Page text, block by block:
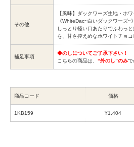
その他
【風味】ダックワーズ生地・ホ
《WhiteDac~白いダックワーズ~》
しっとり軽い口あたりでふわっ
を、甘さ控えめなホワイトチョコ
補足事項
◆のしについてご了承下さい！
こちらの商品は、 “外のし”のみで
商品コード 価格
1KB159 ¥1,404